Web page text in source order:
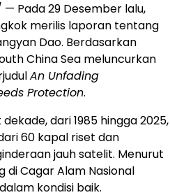
— Pada 29 Desember lalu,
merilis laporan tentang
Dao. Berdasarkan
China Sea meluncurkan
An Unfading
Protection.
dari 1985 hingga 2025,
60 kapal riset dan
jauh satelit. Menurut
di Cagar Alam Nasional
kondisi baik.